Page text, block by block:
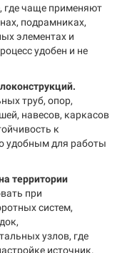
где чаще применяют
подрамниках,
элементах и
удобен и не
труб, опор,
навесов, каркасов
к
удобным для работы
территории
при
систем,
узлов, где
источник.